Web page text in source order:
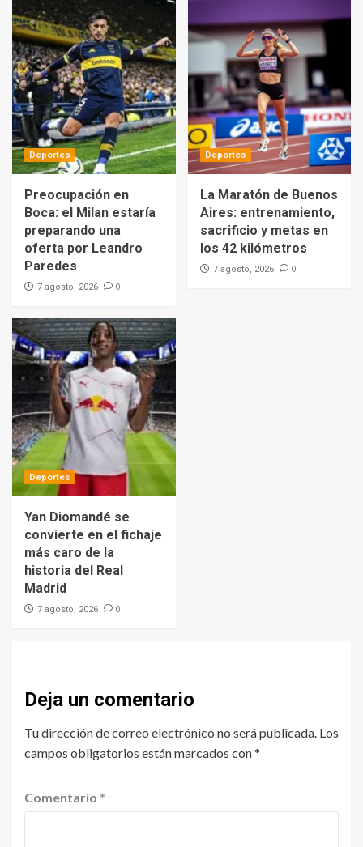
Deportes
Preocupación en
Boca: el Milan estaría
preparando una
oferta por Leandro
Paredes
7 agosto, 2026 0
Deportes
La Maratón de Buenos
Aires: entrenamiento,
sacrificio y metas en
los 42 kilómetros
7 agosto, 2026 0
Deportes
Yan Diomandé se
convierte en el fichaje
más caro de la
historia del Real
Madrid
7 agosto, 2026 0
Deja un comentario
Tu dirección de correo electrónico no será publicada. Los
campos obligatorios están marcados con*
Comentario *